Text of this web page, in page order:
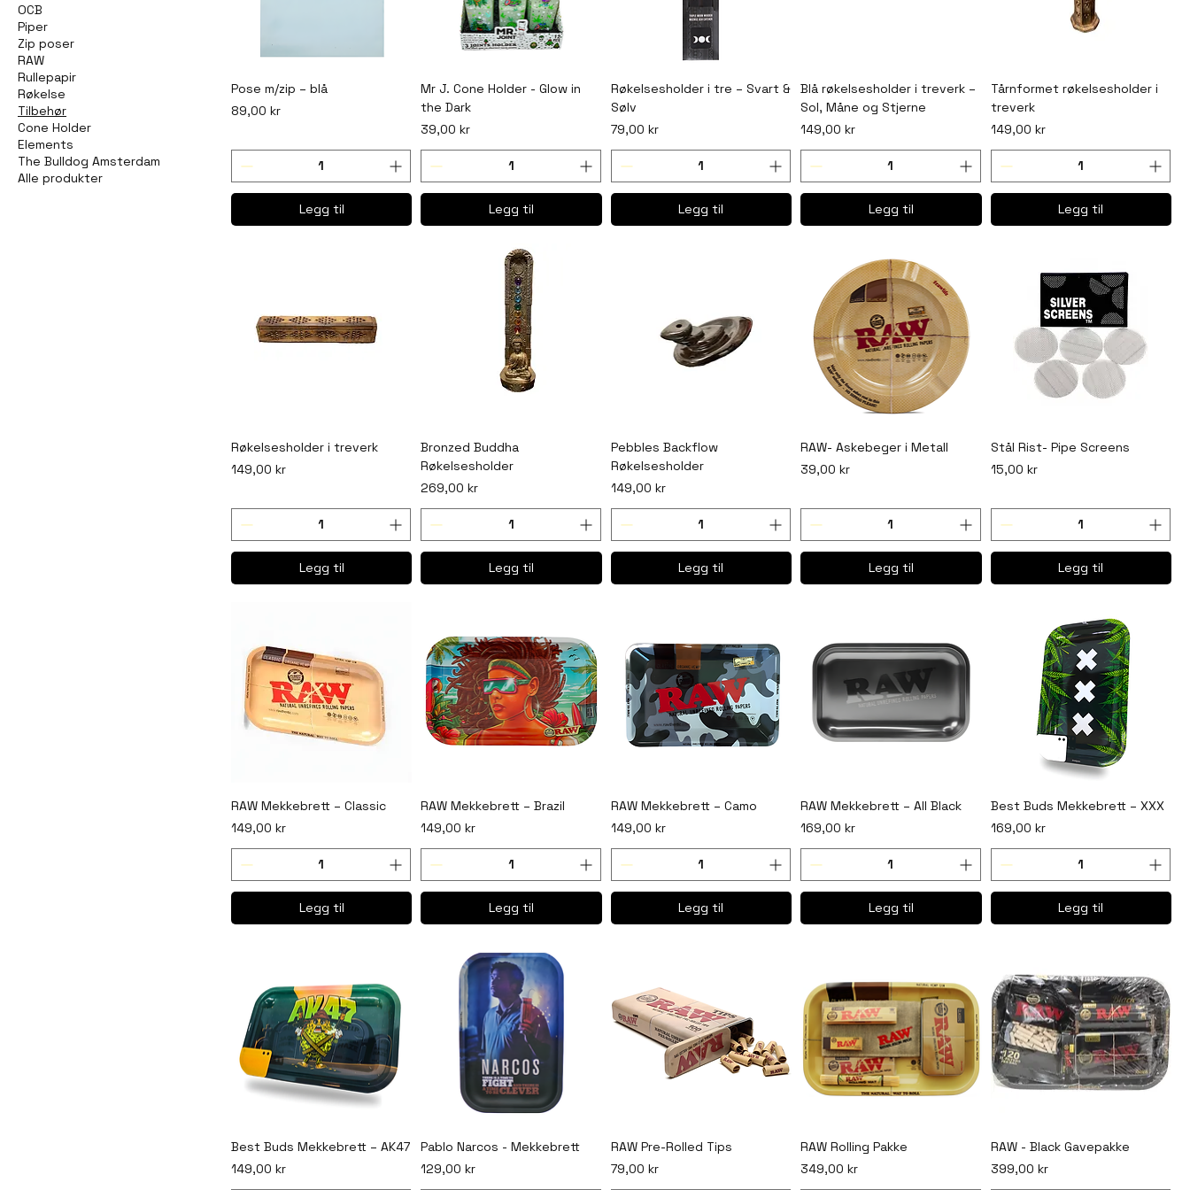
OCB
Piper
Zip poser
RAW
Rullepapir
Røkelse
Tilbehør
Cone Holder
Elements
The Bulldog Amsterdam
Alle produkter
Pose m/zip – blå
Pris
89,00 kr
Legg til
Mr J. Cone Holder - Glow in
the Dark
Pris
39,00 kr
Legg til
Røkelsesholder i tre – Svart &
Sølv
Pris
79,00 kr
Legg til
Blå røkelsesholder i treverk –
Sol, Måne og Stjerne
Pris
149,00 kr
Legg til
Tårnformet røkelsesholder i
treverk
Pris
149,00 kr
Legg til
Røkelsesholder i treverk
Pris
149,00 kr
Legg til
Bronzed Buddha
Røkelsesholder
Pris
269,00 kr
Legg til
Pebbles Backflow
Røkelsesholder
Pris
149,00 kr
Legg til
RAW- Askebeger i Metall
Pris
39,00 kr
Legg til
Stål Rist- Pipe Screens
Pris
15,00 kr
Legg til
RAW Mekkebrett – Classic
Pris
149,00 kr
Legg til
RAW Mekkebrett – Brazil
Pris
149,00 kr
Legg til
RAW Mekkebrett – Camo
Pris
149,00 kr
Legg til
RAW Mekkebrett – All Black
Pris
169,00 kr
Legg til
Best Buds Mekkebrett – XXX
Pris
169,00 kr
Legg til
Best Buds Mekkebrett – AK47
Pris
149,00 kr
Pablo Narcos - Mekkebrett
Pris
129,00 kr
RAW Pre-Rolled Tips
Pris
79,00 kr
RAW Rolling Pakke
Pris
349,00 kr
RAW - Black Gavepakke
Pris
399,00 kr